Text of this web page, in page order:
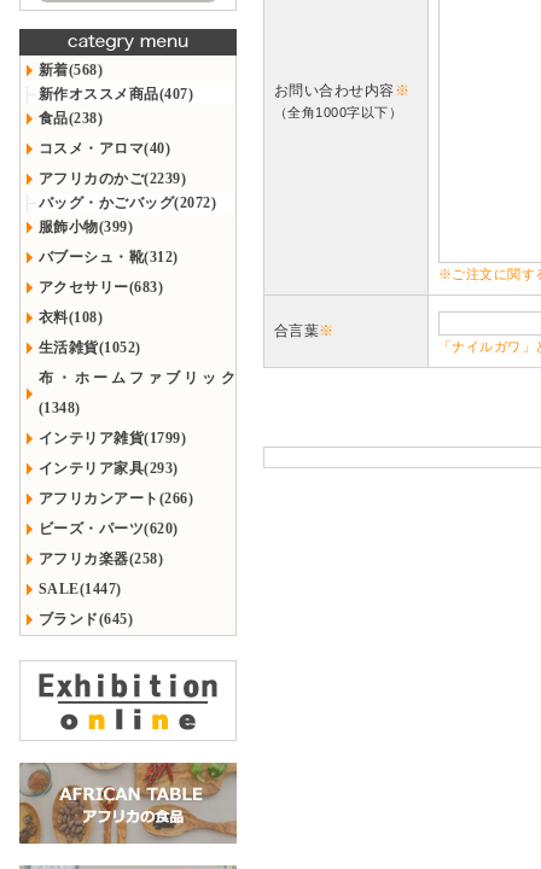
新着(568)
新作オススメ商品(407)
食品(238)
コスメ・アロマ(40)
アフリカのかご(2239)
バッグ・かごバッグ(2072)
服飾小物(399)
バブーシュ・靴(312)
アクセサリー(683)
衣料(108)
生活雑貨(1052)
布・ホームファブリック
(1348)
インテリア雑貨(1799)
インテリア家具(293)
アフリカンアート(266)
ビーズ・パーツ(620)
アフリカ楽器(258)
SALE(1447)
ブランド(645)
お問い合わせ内容※
（全角1000字以下）
※ご注文に関す
合言葉※
「ナイルガワ